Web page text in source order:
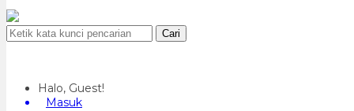
Cari
Halo, Guest!
Masuk